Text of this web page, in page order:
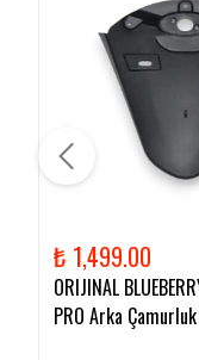
₺ 1,499.00
ORIJINAL
PRO Arka